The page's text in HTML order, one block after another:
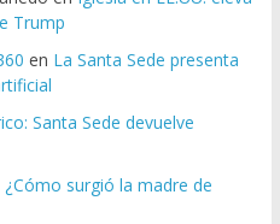
Trump
en La Santa Sede presenta
Santa Sede devuelve
¿Cómo surgió la madre de